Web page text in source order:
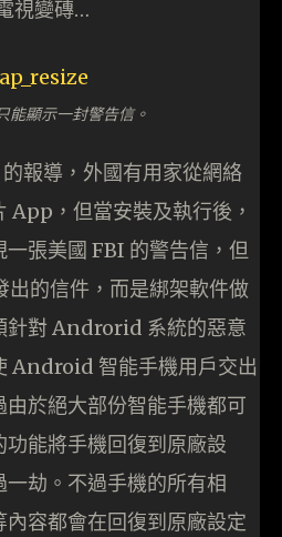
視變磚…
能顯示一封警告信。
報導，外國有用家從網絡
App，但當安裝及執行後，
張美國 FBI 的警告信，但
出的信件，而是綁架軟件做
針對 Androrid 系統的惡意
Android 智能手機用戶交出
於絕大部份智能手機都可
能將手機回復到原廠設
劫。不過手機的所有相
容都會在回復到原廠設定